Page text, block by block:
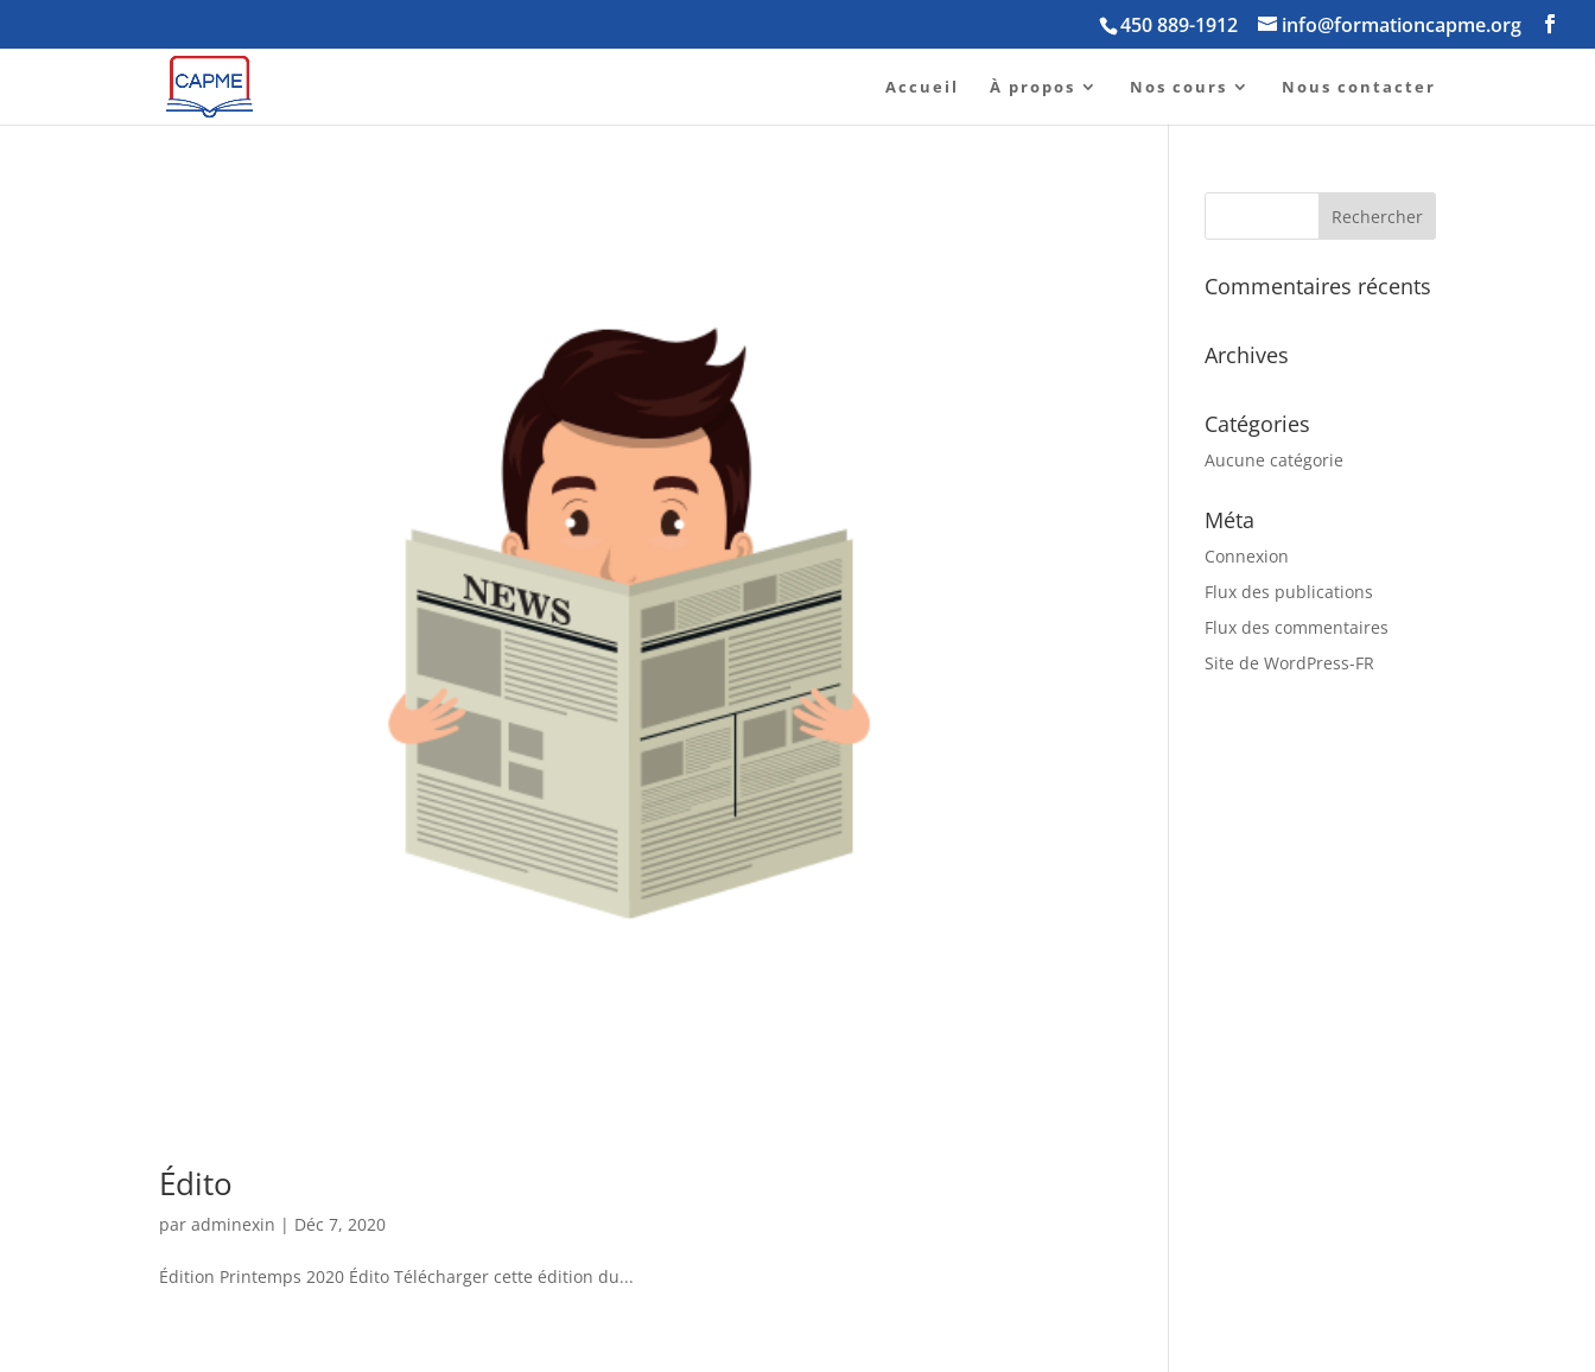
450 889-1912 info@formationcapme.org
Accueil À propos Nos cours Nous contacter
Édito
paradminexin | Déc 7, 2020
Édition Printemps 2020 Édito Télécharger cette édition du...
Commentaires récents
Archives
Catégories
Aucune catégorie
Méta
Connexion
Flux des publications
Flux des commentaires
Site de WordPress-FR